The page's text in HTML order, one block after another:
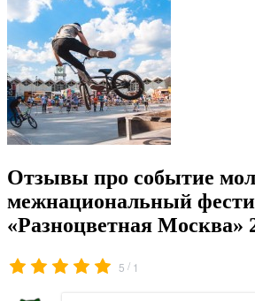
Отзывы про событие
межнациональный
«Разноцветная Москва»
5 / 1